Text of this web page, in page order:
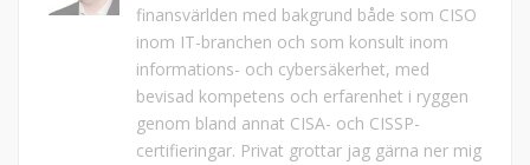
finansvärlden med bakgrund både som CISO
inom IT-branchen och som konsult inom
informations- och cybersäkerhet, med
bevisad kompetens och erfarenhet i ryggen
genom bland annat CISA- och CISSP-
certifieringar. Privat grottar jag gärna ner mig